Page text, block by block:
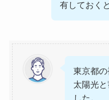
有しておく
東京都
太陽光